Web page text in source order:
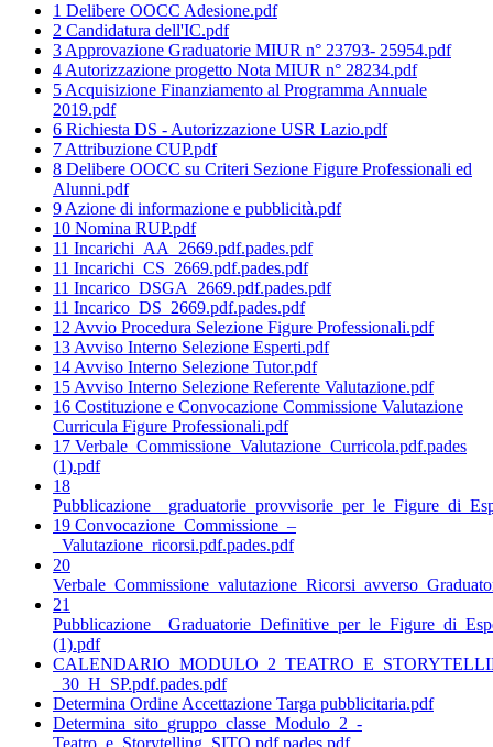
1 Delibere OOCC Adesione.pdf
2 Candidatura dell'IC.pdf
3 Approvazione Graduatorie MIUR n° 23793- 25954.pdf
4 Autorizzazione progetto Nota MIUR n° 28234.pdf
5 Acquisizione Finanziamento al Programma Annuale
2019.pdf
6 Richiesta DS - Autorizzazione USR Lazio.pdf
7 Attribuzione CUP.pdf
8 Delibere OOCC su Criteri Sezione Figure Professionali ed
Alunni.pdf
9 Azione di informazione e pubblicità.pdf
10 Nomina RUP.pdf
11 Incarichi_AA_2669.pdf.pades.pdf
11 Incarichi_CS_2669.pdf.pades.pdf
11 Incarico_DSGA_2669.pdf.pades.pdf
11 Incarico_DS_2669.pdf.pades.pdf
12 Avvio Procedura Selezione Figure Professionali.pdf
13 Avviso Interno Selezione Esperti.pdf
14 Avviso Interno Selezione Tutor.pdf
15 Avviso Interno Selezione Referente Valutazione.pdf
16 Costituzione e Convocazione Commissione Valutazione
Curricula Figure Professionali.pdf
17 Verbale_Commissione_Valutazione_Curricola.pdf.pades
(1).pdf
18
19 Convocazione_Commissione_–
_Valutazione_ricorsi.pdf.pades.pdf
20
21
(1).pdf
_30_H_SP.pdf.pades.pdf
Determina Ordine Accettazione Targa pubblicitaria.pdf
Determina_sito_gruppo_classe_Modulo_2_-